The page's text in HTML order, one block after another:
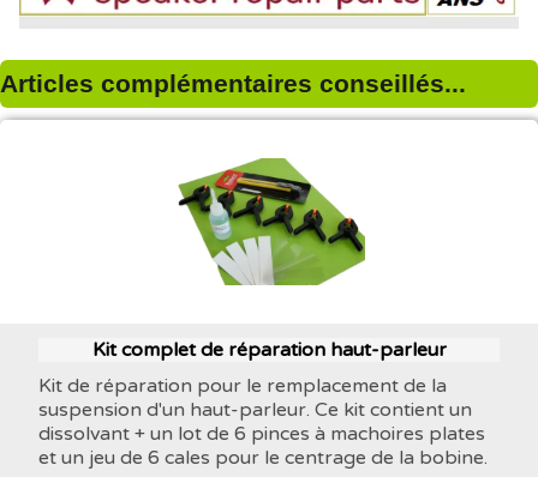
Articles complémentaires conseillés...
Kit complet de réparation haut-parleur
Kit de réparation pour le remplacement de la
suspension d'un haut-parleur. Ce kit contient un
dissolvant + un lot de 6 pinces à machoires plates
et un jeu de 6 cales pour le centrage de la bobine.